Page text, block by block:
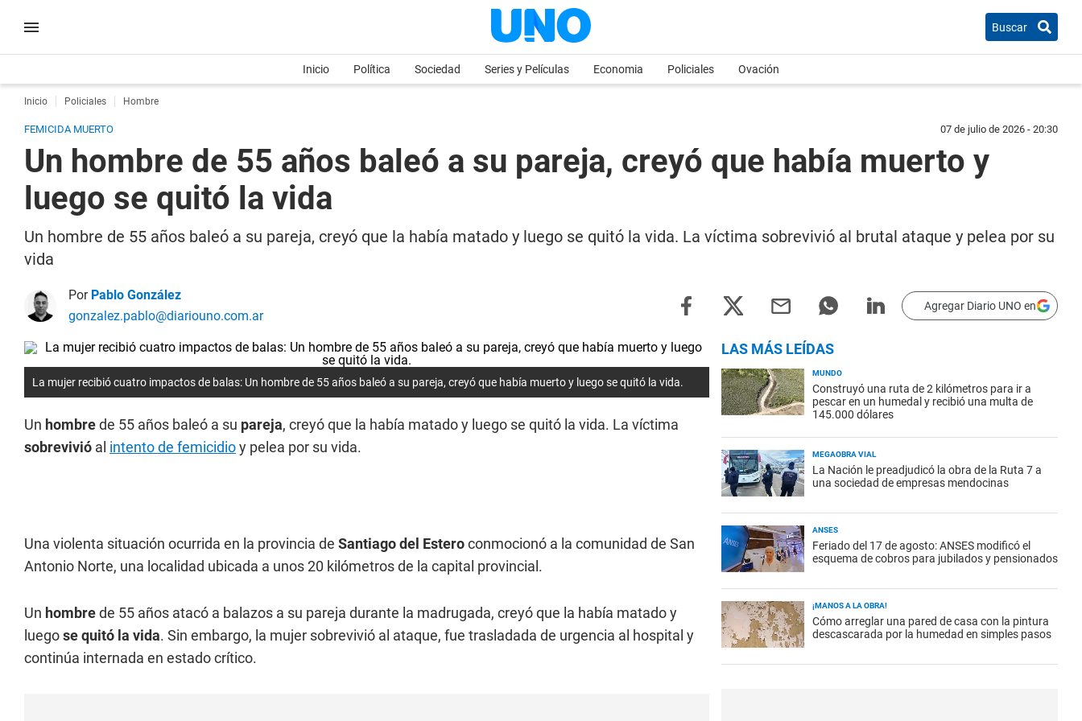
Buscar
Inicio Política Sociedad Series y Películas Economia Policiales Ovación
Inicio Policiales Hombre
FEMICIDA MUERTO 07 de julio de 2026 - 20:30
Un hombre de 55 años baleó a su pareja, creyó que había muerto y
luego se quitó la vida
Un hombre de 55 años baleó a su pareja, creyó que la había matado y luego se quitó la vida. La víctima sobrevivió al brutal ataque y pelea por su
vida
Por Pablo González
gonzalez.pablo@diariouno.com.ar
Agregar Diario UNO en
La mujer recibió cuatro impactos de balas: Un hombre de 55 años baleó a su pareja, creyó que había muerto y luego se quitó la vida.
Un hombrede 55 años baleó a su pareja, creyó que la había matado y luego se quitó la vida. La víctima
sobrevivió al intento de femicidioy pelea por su vida.
Una violenta situación ocurrida en la provincia de Santiago del Esteroconmocionó a la comunidad de San
Antonio Norte, una localidad ubicada a unos 20 kilómetros de la capital provincial.
Un hombrede 55 años atacó a balazos a su pareja durante la madrugada, creyó que la había matado y
luegose quitó la vida. Sin embargo, la mujer sobrevivió al ataque, fue trasladada de urgencia al hospital y
continúa internada en estado crítico.
LAS MÁS LEÍDAS
MUNDO
Construyó una ruta de 2 kilómetros para ir a
pescar en un humedal y recibió una multa de
145.000 dólares
MEGAOBRA VIAL
La Nación le preadjudicó la obra de la Ruta 7 a
una sociedad de empresas mendocinas
ANSES
Feriado del 17 de agosto: ANSES modificó el
esquema de cobros para jubilados y pensionados
¡MANOS A LA OBRA!
Cómo arreglar una pared de casa con la pintura
descascarada por la humedad en simples pasos